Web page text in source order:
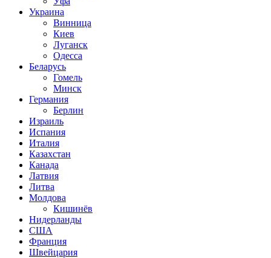
Украина
Винница
Киев
Луганск
Одесса
Беларусь
Гомель
Минск
Германия
Берлин
Израиль
Испания
Италия
Казахстан
Канада
Латвия
Литва
Молдова
Кишинёв
Нидерланды
США
Франция
Швейцария